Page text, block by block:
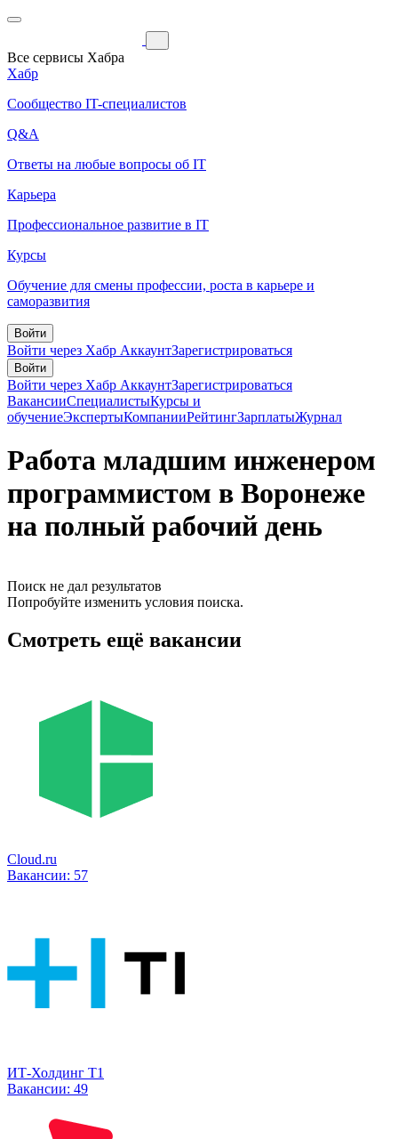
Все сервисы Хабра
Хабр
Сообщество IT-специалистов
Q&A
Ответы на любые вопросы об IT
Карьера
Профессиональное развитие в IT
Курсы
Обучение для смены профессии, роста в карьере и
саморазвития
Войти
Войти через Хабр АккаунтЗарегистрироваться
Войти
Войти через Хабр АккаунтЗарегистрироваться
ВакансииСпециалистыКурсы и
обучениеЭкспертыКомпанииРейтингЗарплатыЖурнал
Работа младшим инженером
программистом в Воронеже
на полный рабочий день
Поиск не дал результатов
Попробуйте изменить условия поиска.
Смотреть ещё вакансии
Cloud.ru
Вакансии: 57
ИТ-Холдинг Т1
Вакансии: 49